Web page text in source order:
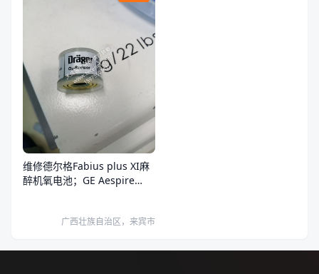
维修德尔格Fabius plus XI麻
醉机氧电池；GE Aespire
广西壮族自治区，来宾市